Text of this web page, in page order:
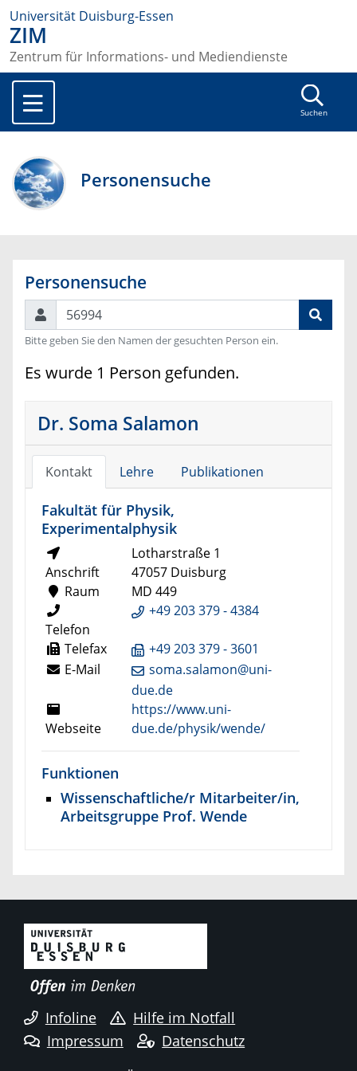
Universität Duisburg-Essen
ZIM
Zentrum für Informations- und Mediendienste
Suchen
Personensuche
Personensuche
Suchen
Bitte geben Sie den Namen der gesuchten Person ein.
Es wurde 1 Person gefunden.
Dr. Soma Salamon
Kontakt Lehre Publikationen
Fakultät für Physik,
Experimentalphysik
Anschrift
Lotharstraße 1
47057 Duisburg
Raum
MD 449
Telefon
+49 203 379 - 4384
Telefax
+49 203 379 - 3601
E-Mail
soma.salamon@uni-
due.de
Webseite
https://www.uni-
due.de/physik/wende/
Funktionen
Wissenschaftliche/r Mitarbeiter/in,
Arbeitsgruppe Prof. Wende
Infoline
Hilfe im Notfall
Impressum
Datenschutz